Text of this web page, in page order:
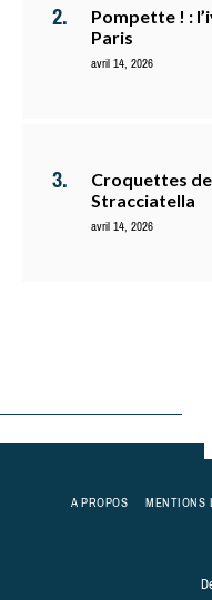
Pompette ! :
Paris
avril 14, 2026
Croquettes
Stracciatella
avril 14, 2026
A PROPOS MENTIONS